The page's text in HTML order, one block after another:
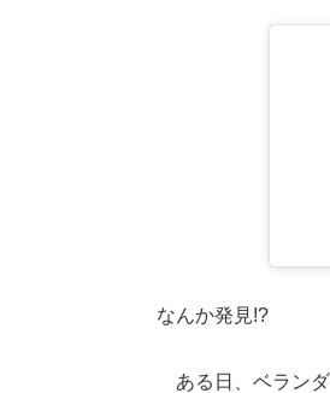
なんか発見!?
ある日、ベランダ